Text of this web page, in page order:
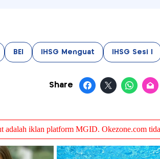
BEI IHSG Menguat IHSG Sesi I
Share